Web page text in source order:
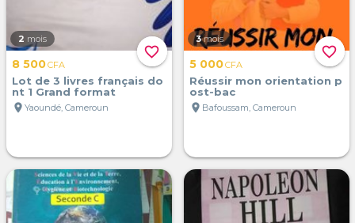
favorite_border
2 mois
8 500CFA
Lot de 3 livres français do
nt 1 Grand format
location_on Yaoundé, Cameroun
favorite_border
3 mois
5 000CFA
Réussir mon orientation p
ost-bac
location_on Bafoussam, Cameroun